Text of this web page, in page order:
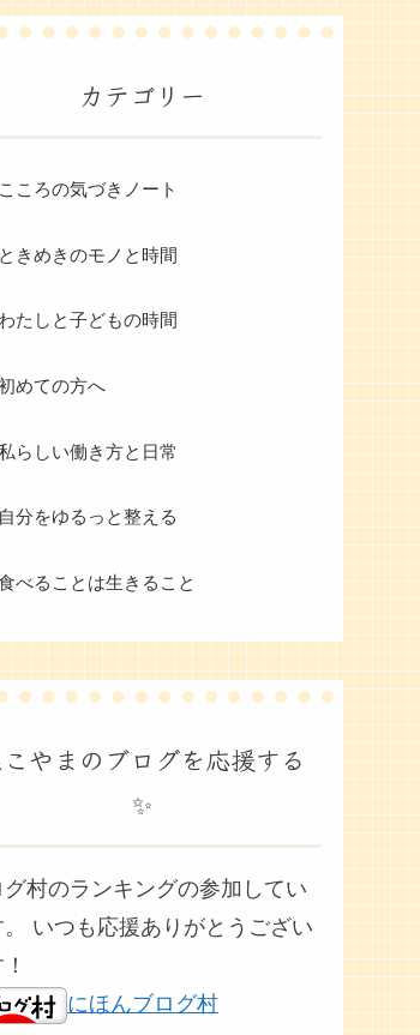
カテゴリー
こころの気づきノート
ときめきのモノと時間
わたしと子どもの時間
めての方へ
らしい働き方と日常
自分をゆるっと整える
べることは生きること
やまのブログを応援する
✨
グ村のランキングの参加してい
。 いつも応援ありがとうござい
にほんブログ村